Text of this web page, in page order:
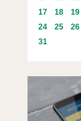
17
18 19
24
25 26
31